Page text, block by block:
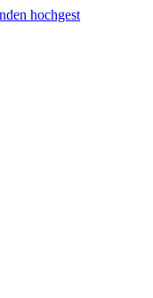
hochgest